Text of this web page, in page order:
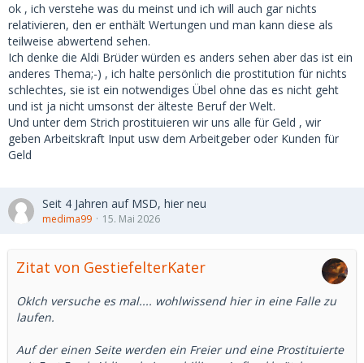
ok , ich verstehe was du meinst und ich will auch gar nichts
relativieren, den er enthält Wertungen und man kann diese als
teilweise abwertend sehen.
Ich denke die Aldi Brüder würden es anders sehen aber das ist ein
anderes Thema;-) , ich halte persönlich die prostitution für nichts
schlechtes, sie ist ein notwendiges Übel ohne das es nicht geht
und ist ja nicht umsonst der älteste Beruf der Welt.
Und unter dem Strich prostituieren wir uns alle für Geld , wir
geben Arbeitskraft Input usw dem Arbeitgeber oder Kunden für
Geld
Seit 4 Jahren auf MSD, hier neu
medima99 15. Mai 2026
Zitat von GestiefelterKater
OkIch versuche es mal.... wohlwissend hier in eine Falle zu
laufen.
Auf der einen Seite werden ein Freier und eine Prostituierte